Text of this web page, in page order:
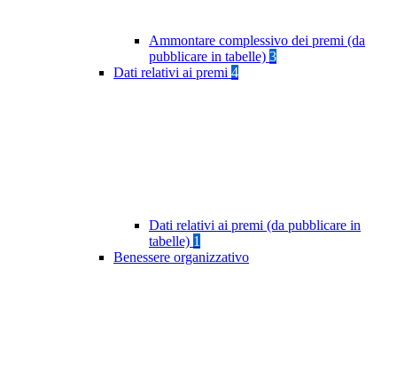
Ammontare complessivo dei premi (da
pubblicare in tabelle) 3
Dati relativi ai premi 4
Dati relativi ai premi (da pubblicare in
tabelle) 1
Benessere organizzativo